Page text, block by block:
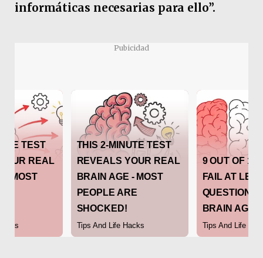
informáticas necesarias para ello”.
Pubicidad